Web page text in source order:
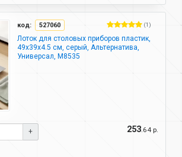
код: 527060 (1)
Лоток для столовых приборов пластик,
49х39х4.5 см, серый, Альтернатива,
Универсал, М8535
+ 253 .64 р.